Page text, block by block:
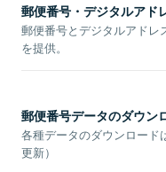
郵便番号・デジタルアド
郵便番号とデジタルアドレ
を提供。
郵便番号データのダウン
各種データのダウンロード
更新）